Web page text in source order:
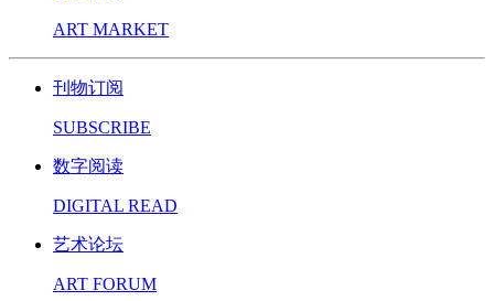
ART MARKET
刊物订阅
SUBSCRIBE
数字阅读
DIGITAL READ
艺术论坛
ART FORUM